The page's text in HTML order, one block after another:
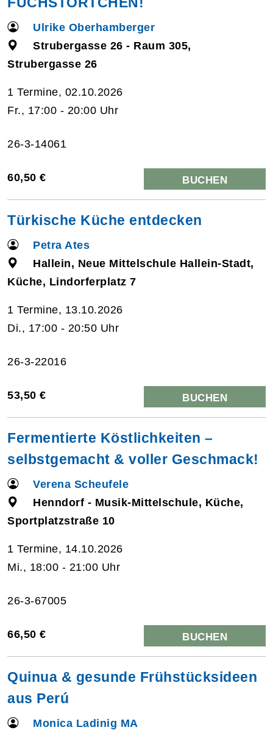
Ulrike Oberhamberger
Strubergasse 26 - Raum 305,
Strubergasse 26
1 Termine, 02.10.2026
Fr., 17:00 - 20:00 Uhr
26-3-14061
60,50 € BUCHEN
Türkische Küche entdecken
Petra Ates
Hallein, Neue Mittelschule Hallein-Stadt,
Küche, Lindorferplatz 7
1 Termine, 13.10.2026
Di., 17:00 - 20:50 Uhr
26-3-22016
53,50 € BUCHEN
Fermentierte Köstlichkeiten –
selbstgemacht & voller Geschmack!
Verena Scheufele
Henndorf - Musik-Mittelschule, Küche,
Sportplatzstraße 10
1 Termine, 14.10.2026
Mi., 18:00 - 21:00 Uhr
26-3-67005
66,50 € BUCHEN
Quinua & gesunde Frühstücksideen
aus Perú
Monica Ladinig MA